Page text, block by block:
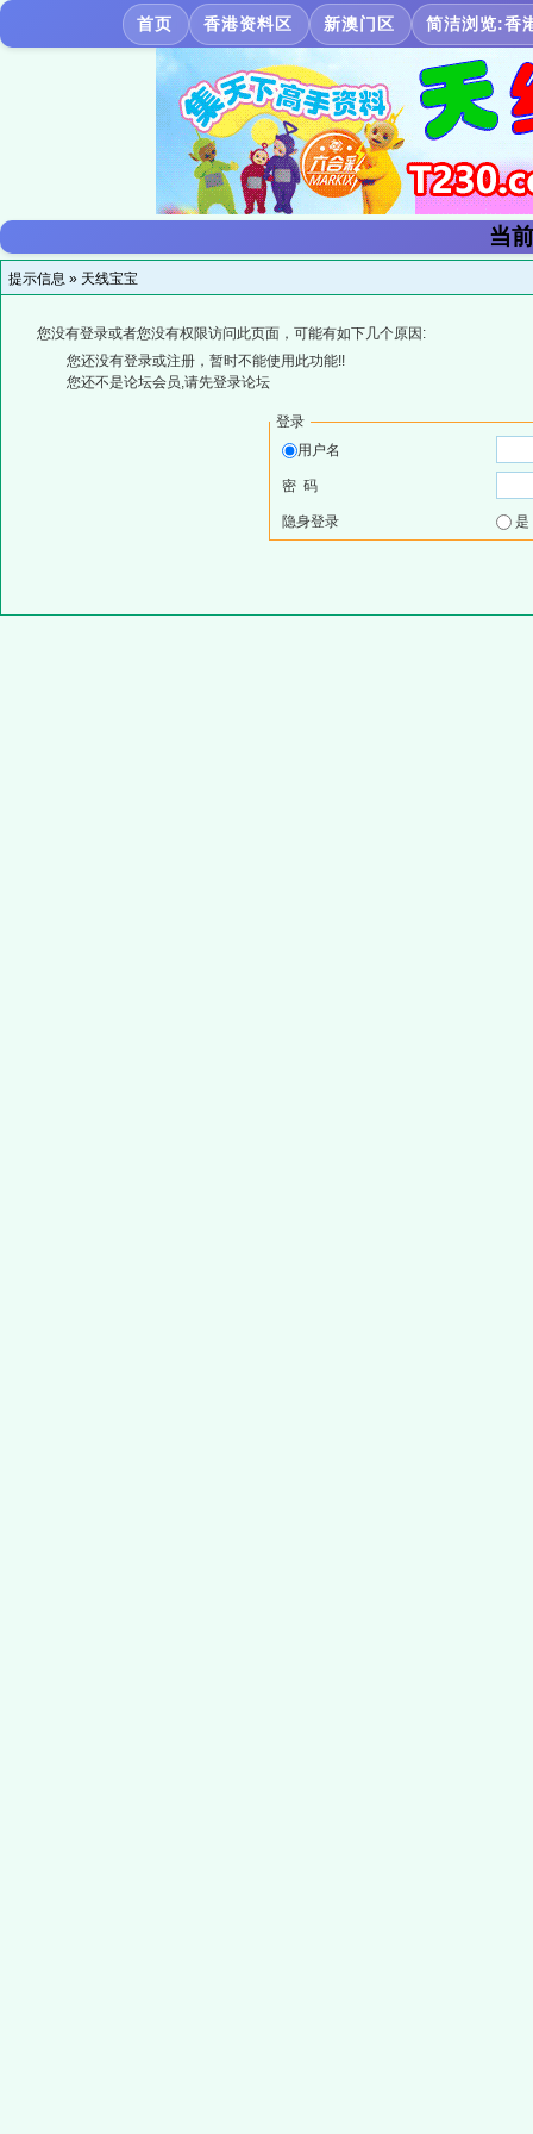
首页 香港资料区 新澳门区 简洁浏览:香
当
提示信息 » 天线宝宝
您没有登录或者您没有权限访问此页面，可能有如下几个原因:
您还没有登录或注册，暂时不能使用此功能!!
您还不是论坛会员,请先登录论坛
登录
用户名
密 码
隐身登录